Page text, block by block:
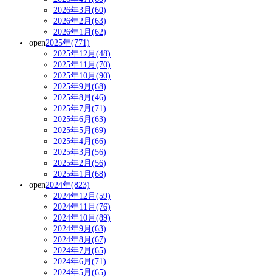
2026年3月(60)
2026年2月(63)
2026年1月(62)
open2025年(771)
2025年12月(48)
2025年11月(70)
2025年10月(90)
2025年9月(68)
2025年8月(46)
2025年7月(71)
2025年6月(63)
2025年5月(69)
2025年4月(66)
2025年3月(56)
2025年2月(56)
2025年1月(68)
open2024年(823)
2024年12月(59)
2024年11月(76)
2024年10月(89)
2024年9月(63)
2024年8月(67)
2024年7月(65)
2024年6月(71)
2024年5月(65)